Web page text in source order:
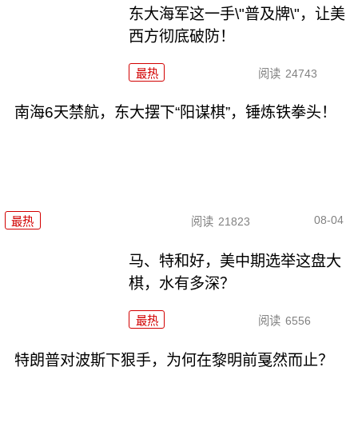
东大海军这一手\"普及牌\"，让美
西方彻底破防！
最热 阅读 24743
南海6天禁航，东大摆下“阳谋棋”，锤炼铁拳头！
最热 阅读 21823 08-04
马、特和好，美中期选举这盘大
棋，水有多深？
最热 阅读 6556
特朗普对波斯下狠手，为何在黎明前戛然而止？